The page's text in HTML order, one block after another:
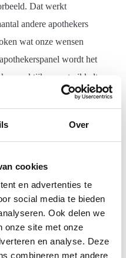
Over
cookies
en advertenties te
social media te bieden
Ook delen we
onze site met onze
en analyse. Deze
combineren met andere
Dat werkt
andere apothekers
wat onze wensen
wordt het
en ontwikkelt
dat de eerste
was, dan staat er
De Kolk
Apotheek Acacia
Mosadex en een
apothekers en 35